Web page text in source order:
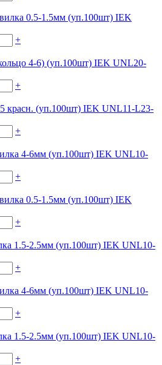
0.5-1.5мм (уп.100шт) IEK
+
4-6) (уп.100шт) IEK UNL20-
+
красн. (уп.100шт) IEK UNL11-L23-
+
4-6мм (уп.100шт) IEK UNL10-
+
0.5-1.5мм (уп.100шт) IEK
+
1.5-2.5мм (уп.100шт) IEK UNL10-
+
4-6мм (уп.100шт) IEK UNL10-
+
1.5-2.5мм (уп.100шт) IEK UNL10-
+